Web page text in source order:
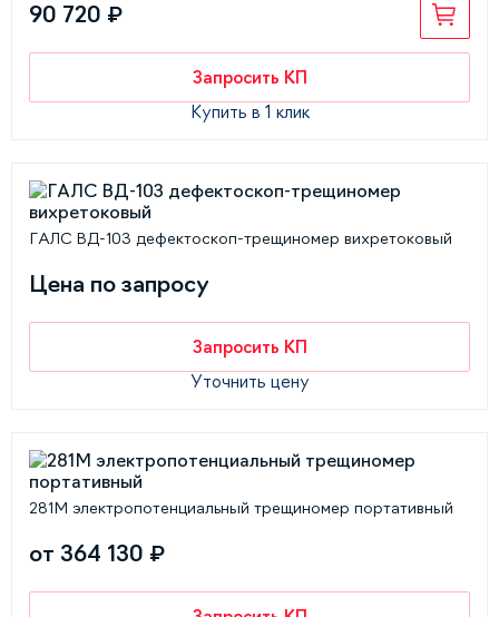
90 720 ₽
Запросить КП
Купить в 1 клик
ГАЛС ВД-103 дефектоскоп-трещиномер вихретоковый
Цена по запросу
Запросить КП
Уточнить цену
281М электропотенциальный трещиномер портативный
от 364 130 ₽